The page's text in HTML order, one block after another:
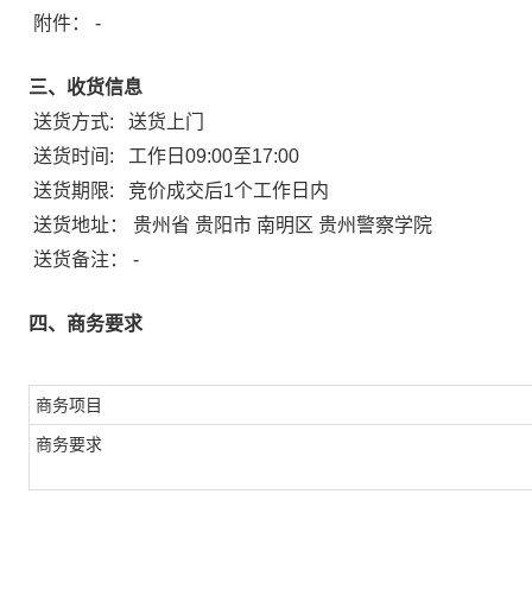
附件： -
三、收货信息
送货方式: 送货上门
送货时间: 工作日09:00至17:00
送货期限: 竞价成交后1个工作日内
送货地址： 贵州省 贵阳市 南明区 贵州警察学院
送货备注： -
四、商务要求
商务项目
商务要求